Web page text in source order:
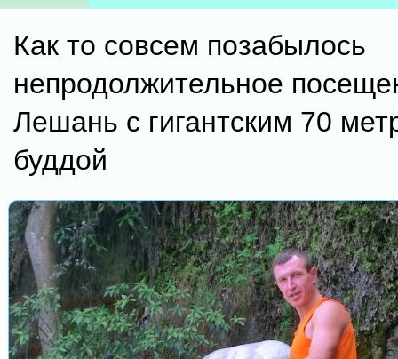
Как то совсем позабылось
непродолжительное
Лешань с гигантским 70
буддой